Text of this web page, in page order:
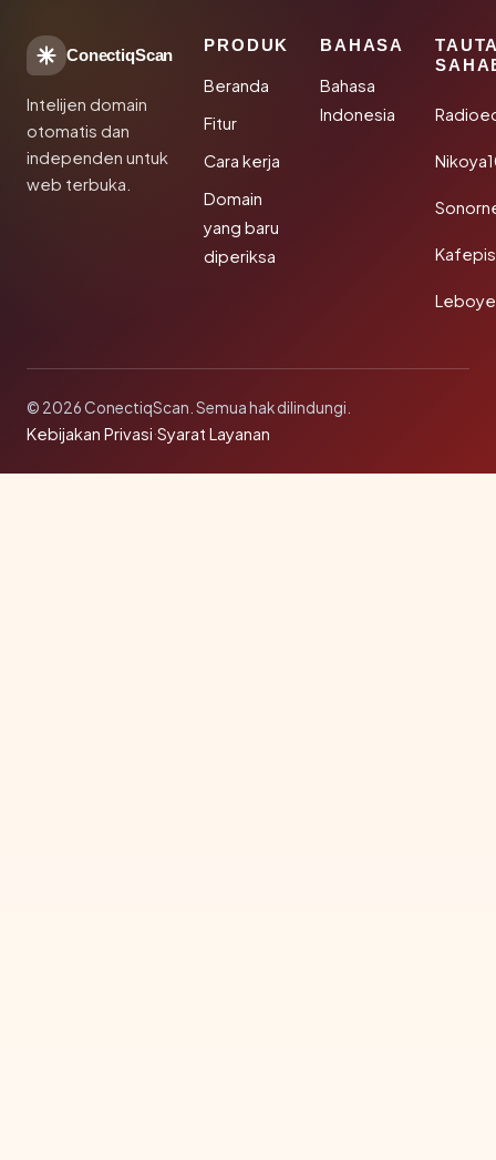
ConectiqScan
Intelijen domain
otomatis dan
independen untuk
web terbuka.
PRODUK
Beranda
Fitur
Cara kerja
Domain
yang baru
diperiksa
BAHASA
Bahasa
Indonesia
© 2026 ConectiqScan. Semua hak dilindungi.
Kebijakan Privasi·Syarat Layanan